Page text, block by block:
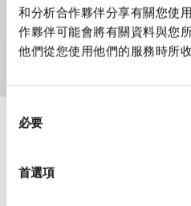
和分析合作夥伴分享有關您使
作夥伴可能會將有關資料與您
他們從您使用他們的服務時所
必要
首選項
泡表現各種顏色。
UL、CSA、TÜV、CCC認
審美規範